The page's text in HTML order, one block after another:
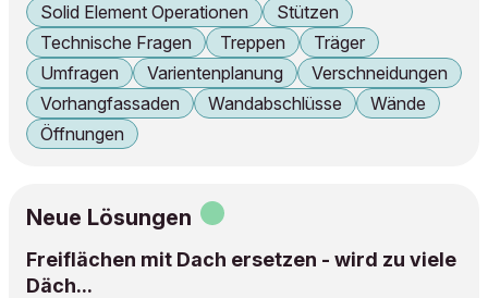
Solid Element Operationen
Stützen
Technische Fragen
Treppen
Träger
Umfragen
Varientenplanung
Verschneidungen
Vorhangfassaden
Wandabschlüsse
Wände
Öffnungen
Neue Lösungen
Freiflächen mit Dach ersetzen - wird zu viele
Däch...